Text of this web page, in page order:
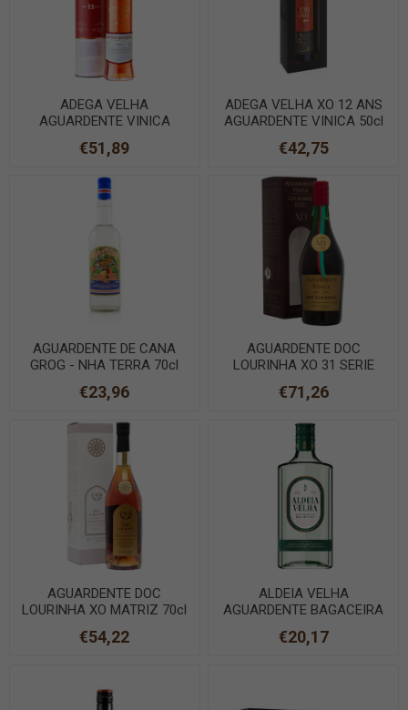
ADEGA VELHA
AGUARDENTE VINICA
75cl
€51,89
ADEGA VELHA XO 12 ANS
AGUARDENTE VINICA 50cl
€42,75
AGUARDENTE DE CANA
GROG - NHA TERRA 70cl
€23,96
AGUARDENTE DOC
LOURINHA XO 31 SERIE
€71,26
AGUARDENTE DOC
LOURINHA XO MATRIZ 70cl
€54,22
ALDEIA VELHA
AGUARDENTE BAGACEIRA
€20,17